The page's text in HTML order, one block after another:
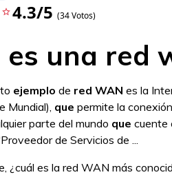
star_border 4.3/5 (34 Votos)
es una red
ejemplo de red WAN es la
Mundial), que permite la
parte del mundo que cuente
de Servicios de ...
¿cuál es la red WAN más